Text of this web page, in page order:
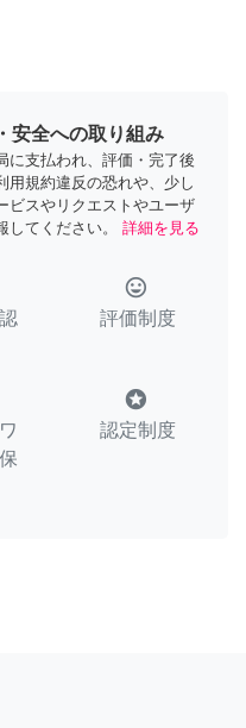
安全への取り組み
に支払われ、評価・完了後
用規約違反の恐れや、少し
ビスやリクエストやユーザ
てください。
詳細を見る
tag_faces
評価制度
stars
認定制度